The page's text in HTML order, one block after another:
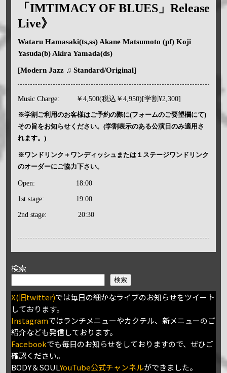
「IMTIMACY OF BLUES」Release
Live》
Wataru Hamasaki(ts,ss) Akane Matsumoto (pf) Koji
Yasuda(b) Akira Yamada(ds)
[Modern Jazz ♫ Standard/Original]
Music Charge: ￥4,500(税込￥4,950)[学割¥2,300]
※学割ご利用のお客様はご予約の際に(フォームのご要望欄にて)
その旨をお知らせください。(学割表示のある公演日のみ適用さ
れます。)
※ワンドリンク＋ワンディッシュまたは１ステージワンドリンク
のオーダーにご協力下さい。
Open: 18:00
1st stage: 19:00
2nd stage: 20:30
検索
検索
X(旧twitter)では毎日の細かなライブのお知らせをツイート
しております。
Instagramではランチメニューやカクテル、新メニューのご
紹介なども発信しております。
Facebookでも毎日のお知らせをしておりますので、ぜひご
確認ください。
BODY＆SOULYouTube公式チャンネルができました。